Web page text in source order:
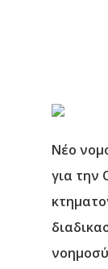
Νέο
για την